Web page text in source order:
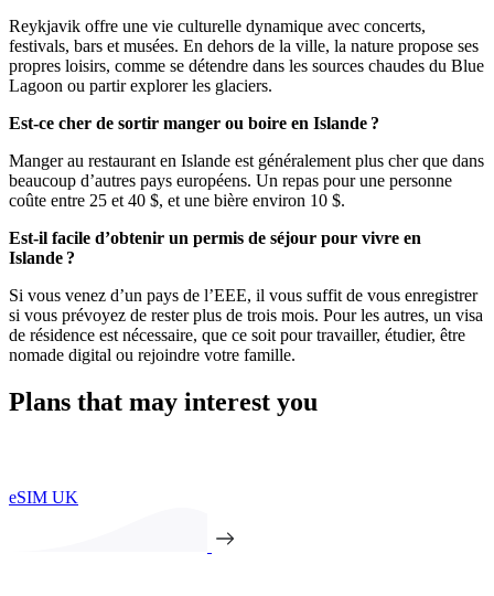
Reykjavik offre une vie culturelle dynamique avec concerts,
festivals, bars et musées. En dehors de la ville, la nature propose ses
propres loisirs, comme se détendre dans les sources chaudes du Blue
Lagoon ou partir explorer les glaciers.
Est-ce cher de sortir manger ou boire en Islande ?
Manger au restaurant en Islande est généralement plus cher que dans
beaucoup d’autres pays européens. Un repas pour une personne
coûte entre 25 et 40 $, et une bière environ 10 $.
Est-il facile d’obtenir un permis de séjour pour vivre en
Islande ?
Si vous venez d’un pays de l’EEE, il vous suffit de vous enregistrer
si vous prévoyez de rester plus de trois mois. Pour les autres, un visa
de résidence est nécessaire, que ce soit pour travailler, étudier, être
nomade digital ou rejoindre votre famille.
Plans that may interest you
eSIM UK